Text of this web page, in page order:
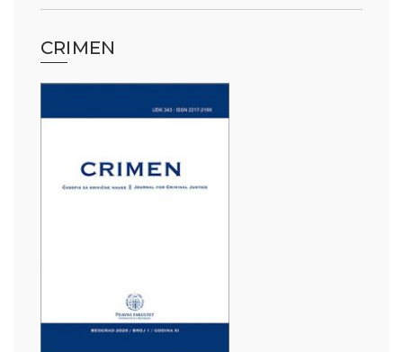
CRIMEN